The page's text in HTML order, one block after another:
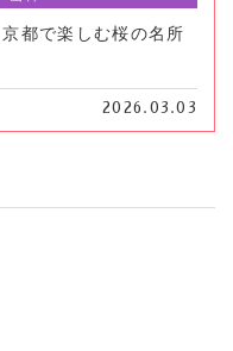
都で楽しむ桜の名所
2026.03.03